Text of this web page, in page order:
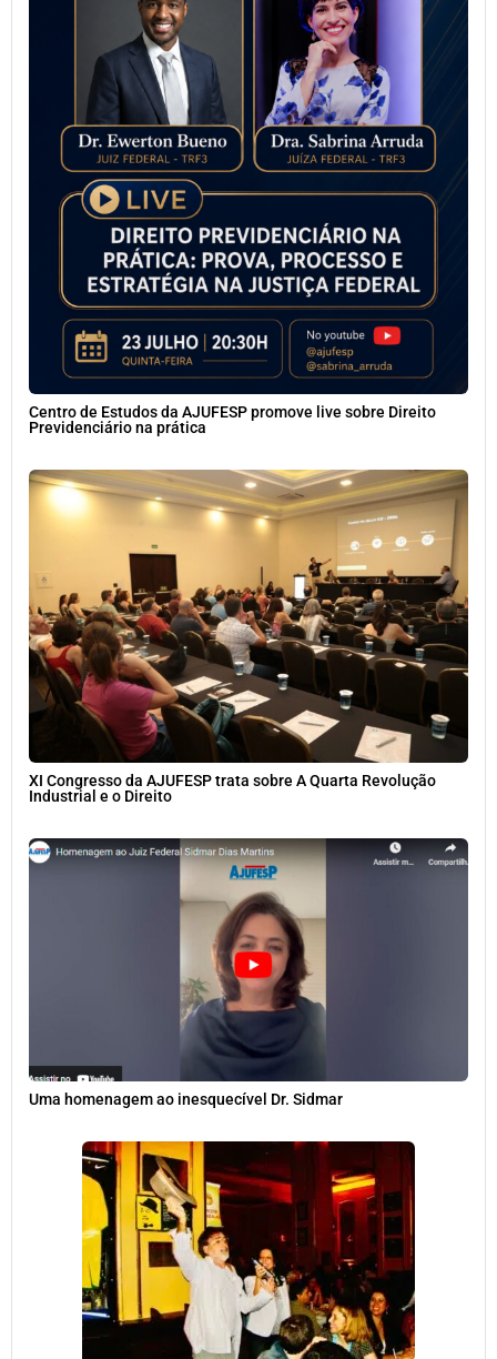
Centro de Estudos da AJUFESP promove live sobre Direito
Previdenciário na prática
XI Congresso da AJUFESP trata sobre A Quarta Revolução
Industrial e o Direito
Uma homenagem ao inesquecível Dr. Sidmar